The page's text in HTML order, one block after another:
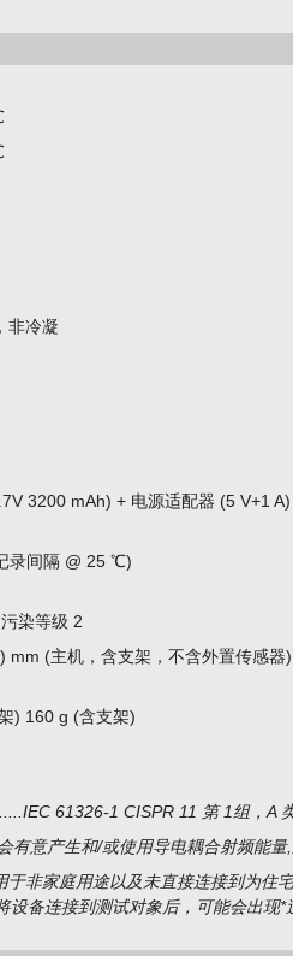
非冷凝
3200 mAh) + 电源适配器 (5 V+1 A)
录间隔 @ 25 ℃)
染等级 2
mm (主机，含支架，不含外置传感器)
) 160 g (含支架)
61326-1 CISPR 11 第 1组，A
有意产生和/或使用导电耦合射频能量
于非家庭用途以及未直接连接到为住
设备连接到测试对象后，可能会出现